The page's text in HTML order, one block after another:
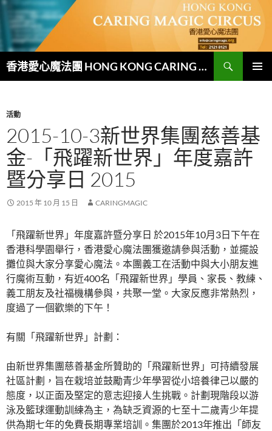
跳
要
內
容
香港愛心魔法團 HONG KONG CARING MAGIC CIRCUS
搜
尋
活動
2015-10-3新世界集團慈善基
金-「飛躍新世界」年度嘉許
暨分享日 2015
2015 年 10 月 15 日 CARINGMAGIC
「飛躍新世界」年度嘉許暨分享日 於2015年10月3日下午在
香港科學園舉行，香港愛心魔法團獲邀請參與活動，並擺設
攤位與大家分享愛心魔法。本團義工在活動中與大小朋友進
行魔術互動，有近400名「飛躍新世界」學員、家長、教練、
義工朋友及社福機構參與，共聚一堂。大家反應非常熱烈，
度過了一個歡樂的下午！
有關「飛躍新世界」計劃：
由新世界集團慈善基金所贊助的「飛躍新世界」可持續發展
社區計劃，旨在栽培並鼓勵青少年學習從小培養律己以嚴的
態度，以正面及堅定的意志迎接人生挑戰。計劃現階段以游
泳及籃球運動訓練為主，為缺乏資源的七至十二歲青少年提
供為期七年的免費長期專業培訓。集團於2013年推出「師友